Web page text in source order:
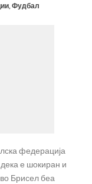
, Фудбал
федерација
е шокиран и
Брисел беа